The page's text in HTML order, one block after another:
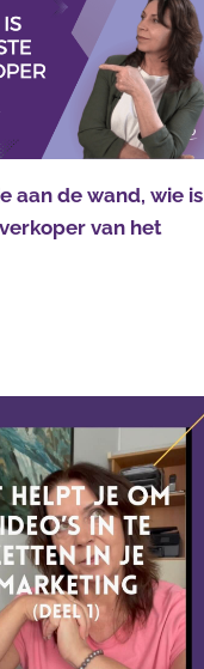
aan de wand, wie is
van het